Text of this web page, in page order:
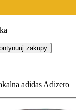
zakupy
adidas Adizero